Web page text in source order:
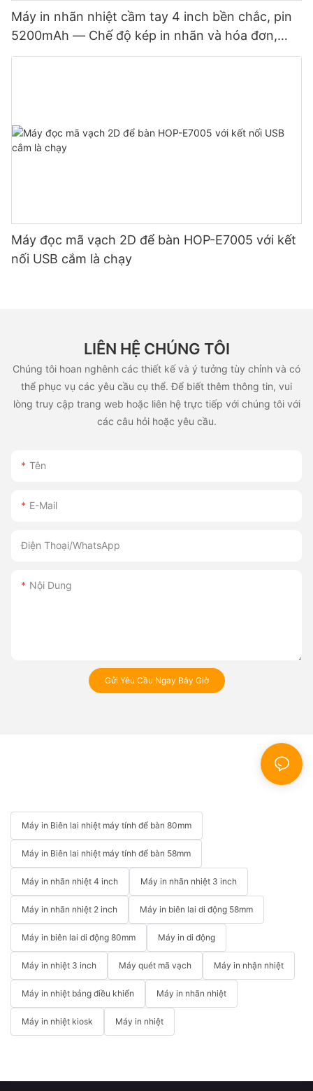
Máy in nhãn nhiệt cầm tay 4 inch bền chắc, pin
5200mAh — Chế độ kép in nhãn và hóa đơn,
Bluetooth, đầu in Nhật Bản.
Máy đọc mã vạch 2D để bàn HOP-E7005 với kết
nối USB cắm là chạy
LIÊN HỆ CHÚNG TÔI
Chúng tôi hoan nghênh các thiết kế và ý tưởng tùy chỉnh và có
thể phục vụ các yêu cầu cụ thể. Để biết thêm thông tin, vui
lòng truy cập trang web hoặc liên hệ trực tiếp với chúng tôi với
các câu hỏi hoặc yêu cầu.
Tên
E-Mail
Điện Thoại/whatsApp
Nội Dung
Gửi Yêu Cầu Ngay Bây Giờ
Máy in Biên lai nhiệt máy tính để bàn 80mm
Máy in Biên lai nhiệt máy tính để bàn 58mm
Máy in nhãn nhiệt 4 inch Máy in nhãn nhiệt 3 inch
Máy in nhãn nhiệt 2 inch Máy in biên lai di động 58mm
Máy in biên lai di động 80mm Máy in di động
Máy in nhiệt 3 inch Máy quét mã vạch Máy in nhận nhiệt
Máy in nhiệt bảng điều khiển Máy in nhãn nhiệt
Máy in nhiệt kiosk Máy in nhiệt